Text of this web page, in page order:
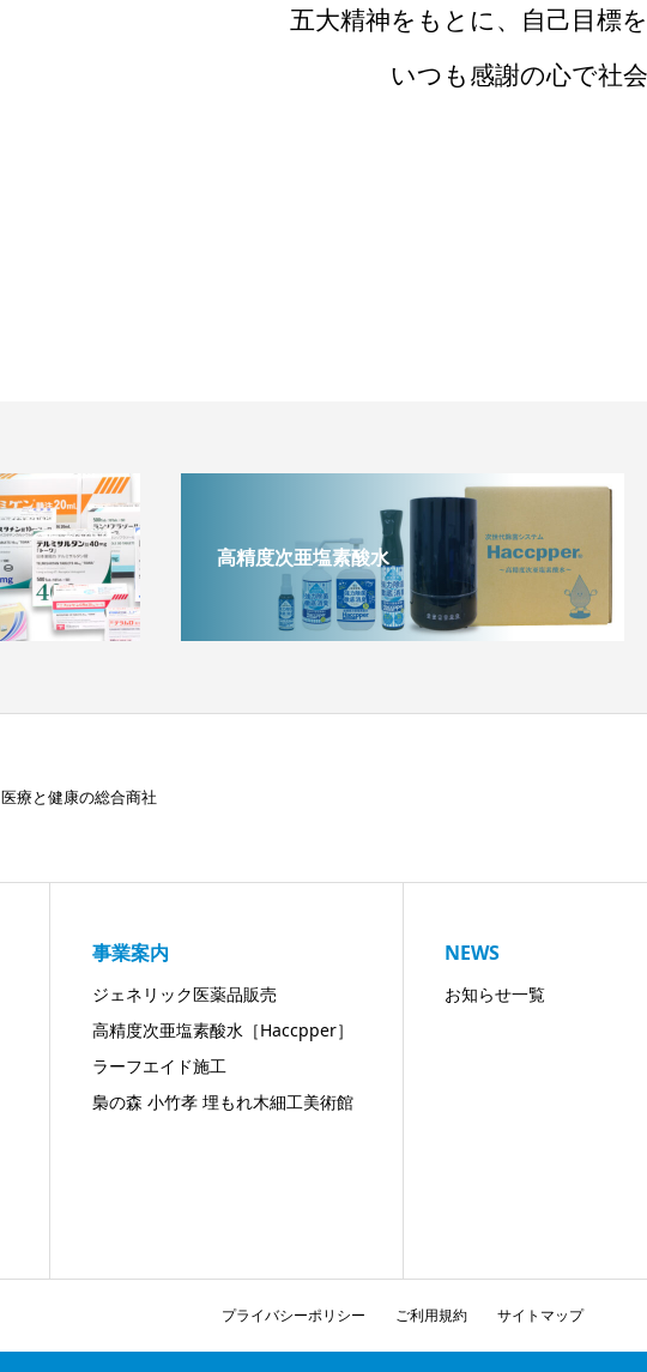
五大精神をもとに、自己目標
いつも感謝の心で社
高精度次亜塩素酸水
医療と健康の総合商社
事業案内
ジェネリック医薬品販売
高精度次亜塩素酸水［Haccpper］
ラーフエイド施工
梟の森 小竹孝 埋もれ木細工美術館
NEWS
お知らせ一覧
プライバシーポリシー ご利用規約 サイトマップ